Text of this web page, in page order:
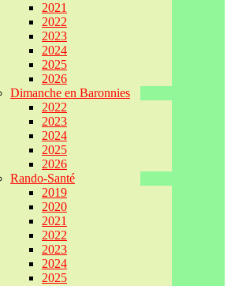
2021
2022
2023
2024
2025
2026
Dimanche en Baronnies
2022
2023
2024
2025
2026
Rando-Santé
2019
2020
2021
2022
2023
2024
2025